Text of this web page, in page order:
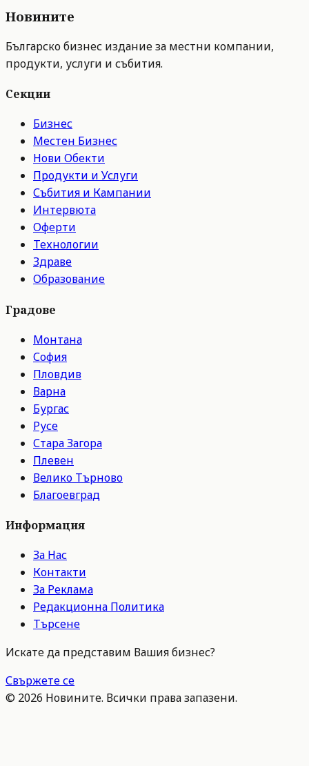
Новините
Българско бизнес издание за местни компании,
продукти, услуги и събития.
Секции
Бизнес
Местен Бизнес
Нови Обекти
Продукти и Услуги
Събития и Кампании
Интервюта
Оферти
Технологии
Здраве
Образование
Градове
Монтана
София
Пловдив
Варна
Бургас
Русе
Стара Загора
Плевен
Велико Търново
Благоевград
Информация
За Нас
Контакти
За Реклама
Редакционна Политика
Търсене
Искате да представим Вашия бизнес?
Свържете се
© 2026 Новините. Всички права запазени.